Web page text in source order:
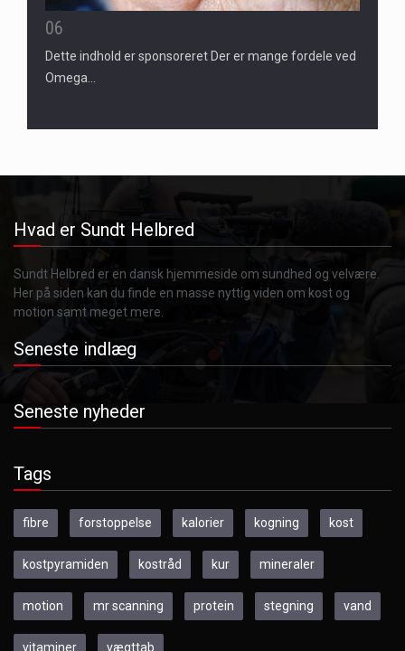
06
Dette indhold er sponsoreret Der er mange fordele ved
Omega…
Hvad er Sundt Helbred
Sundt Helbred er en dansk hjemmeside om sundhed og velvære.
Her på siden kan du finde en masse nyttig viden om kost og
motion samt meget mere.
Seneste indlæg
Seneste nyheder
Tags
fibre forstoppelse kalorier kogning kost
kostpyramiden kostråd kur mineraler
motion mr scanning protein stegning vand
vitaminer vægttab